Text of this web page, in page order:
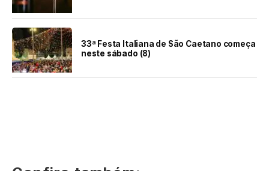
33ª Festa Italiana de São Caetano começa
neste sábado (8)